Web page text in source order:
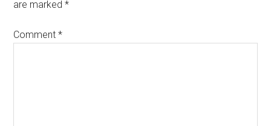
are marked*
Comment*